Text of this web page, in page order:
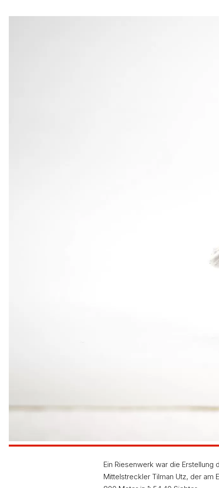
Ein Riesenwerk war die Erstellung
Mittelstreckler Tilman Utz, der am
Platz 16 nimmt Michael Köhler im Hochsprung
Sein Bruder Willi kam in M 70 mit 41,12 m auf
sich im Speerwerfen der Klasse M 80 mit